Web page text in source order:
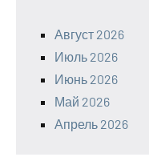
Август 2026
Июль 2026
Июнь 2026
Май 2026
Апрель 2026